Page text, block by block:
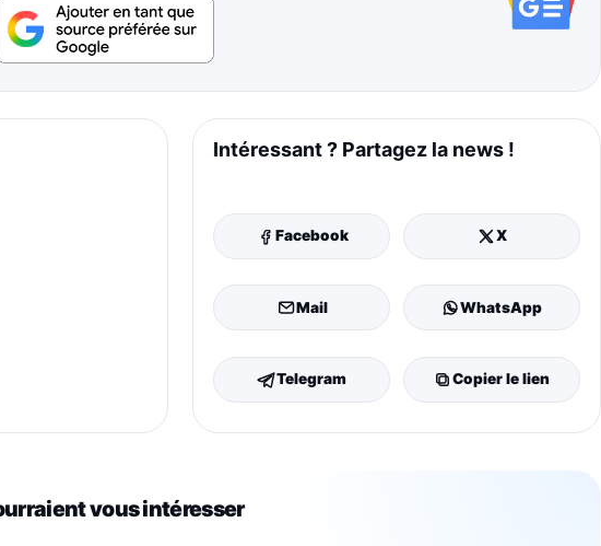
Intéressant ? Partagez la news !
Facebook X
Mail WhatsApp
Telegram Copier le lien
vous intéresser